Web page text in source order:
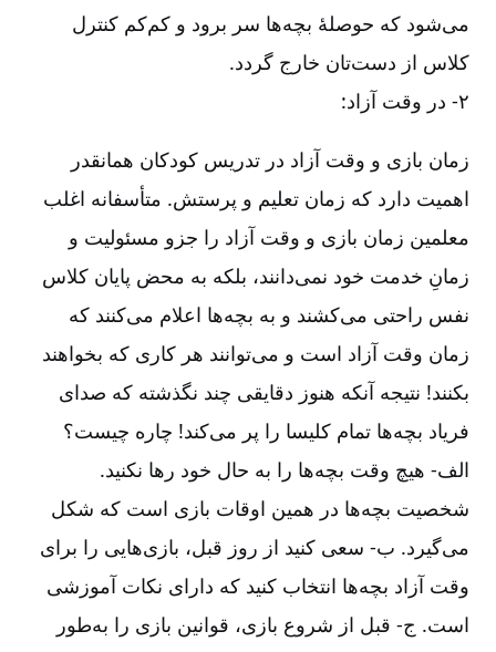
می‌شود که حوصلۀ بچه‌ها سر برود و کم‌کم کنترل
کلاس از دست‌تان خارج ‌گردد.
۲-‏‏‏‏ در وقت آزاد
:
زمان بازی و وقت آزاد در تدریس کودکان همانقدر
اهمیت دارد که زمان تعلیم و پرستش. متأسفانه اغلب
معلمین زمان بازی و وقت آزاد را جزو مسئولیت و
زمانِ خدمت خود نمی‌دانند، بلکه به محض پایان کلاس
نفس راحتی می‌کشند و به بچه‌ها اعلام می‌کنند که
زمان وقت آزاد است و می‌توانند هر کاری که بخواهند
بکنند! نتیجه آنکه هنوز دقایقی چند نگذشته که صدای
فریاد بچه‌ها تمام کلیسا را پر می‌کند! چاره چیست؟
الف-‏‏‏‏ هیچ وقت بچه‌ها را به حال خود رها نکنید.
شخصیت بچه‌ها در همین اوقات بازی است که شکل
می‌گیرد. ب-‏‏‏‏ سعی کنید از روز قبل، بازی‌هایی را برای
وقت آزاد بچه‌ها انتخاب کنید که دارای نکات آموزشی
است. ج-‏‏‏‏ قبل از شروع بازی، قوانین بازی را به‌طور